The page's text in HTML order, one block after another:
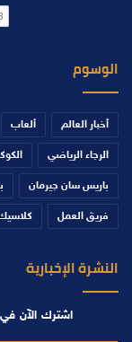
الوسوم
أخبار العالم ألعاب
الرجاء الرياضي
باريس سان جيرمان
فريق العمل
النشرة الإخبارية
اشترك الآن في